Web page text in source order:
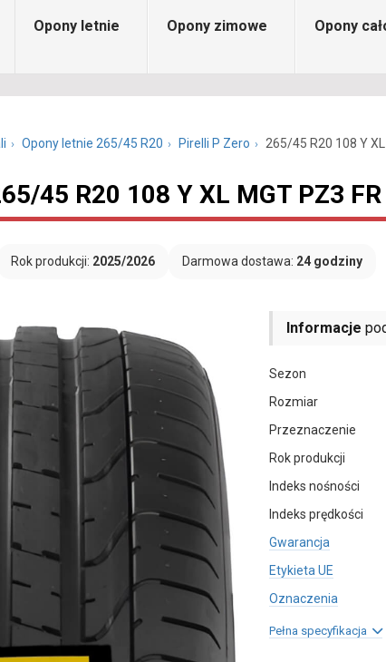
Opony letnie Opony zimowe Opony
Opony letnie 265/45 R20 Pirelli P Zero 265/45 R20 108 Y
45 R20 108 Y XL MGT PZ3 FR
Rok produkcji: 2025/2026 Darmowa dostawa: 24 godziny
Informacje
Sezon
Rozmiar
Przeznaczenie
Rok produkcji
Indeks nośności
Indeks prędkości
Gwarancja
Etykieta UE
Oznaczenia
Pełna specyfikacja